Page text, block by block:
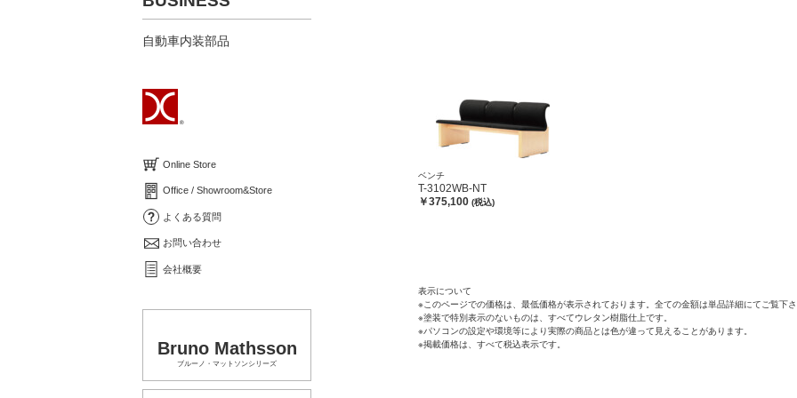
ベンチ
T-3102WB-NT
￥375,100 (税込)
表示について
※このページでの価格は、最低価格が表示されております。全ての金額は単品詳細にてご覧下
※塗装で特別表示のないものは、すべてウレタン樹脂仕上です。
※パソコンの設定や環境等により実際の商品とは色が違って見えることがあります。
※掲載価格は、すべて税込表示です。
自動車内装部品
Online Store
Office / Showroom&Store
よくある質問
お問い合わせ
会社概要
Bruno Mathsson
ブルーノ・マットソンシリーズ